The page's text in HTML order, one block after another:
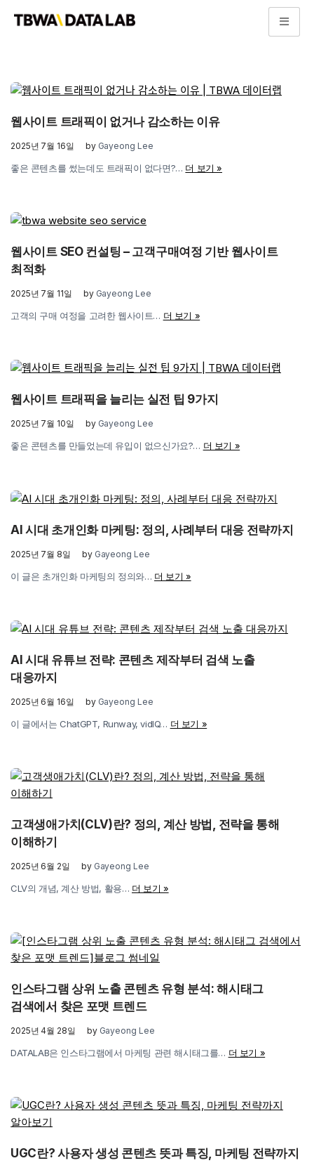
로
너
웹사이트 트래픽이 없거나 감소하는 이유
2025년 7월 16일 by Gayeong Lee
좋은 콘텐츠를 썼는데도 트래픽이 없다면?… 더 보기 »
웹사이트 SEO 컨설팅 – 고객구매여정 기반 웹사이트
최적화
2025년 7월 11일 by Gayeong Lee
고객의 구매 여정을 고려한 웹사이트… 더 보기 »
웹사이트 트래픽을 늘리는 실전 팁 9가지
2025년 7월 10일 by Gayeong Lee
좋은 콘텐츠를 만들었는데 유입이 없으신가요?… 더 보기 »
AI 시대 초개인화 마케팅: 정의, 사례부터 대응 전략까지
2025년 7월 8일 by Gayeong Lee
이 글은 초개인화 마케팅의 정의와… 더 보기 »
AI 시대 유튜브 전략: 콘텐츠 제작부터 검색 노출
대응까지
2025년 6월 16일 by Gayeong Lee
이 글에서는 ChatGPT, Runway, vidIQ… 더 보기 »
고객생애가치(CLV)란? 정의, 계산 방법, 전략을 통해
이해하기
2025년 6월 2일 by Gayeong Lee
CLV의 개념, 계산 방법, 활용… 더 보기 »
인스타그램 상위 노출 콘텐츠 유형 분석: 해시태그
검색에서 찾은 포맷 트렌드
2025년 4월 28일 by Gayeong Lee
DATALAB은 인스타그램에서 마케팅 관련 해시태그를… 더 보기 »
UGC란? 사용자 생성 콘텐츠 뜻과 특징, 마케팅 전략까지